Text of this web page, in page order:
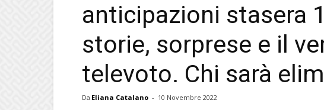
anticipazioni stasera
storie, sorprese e il
televoto. Chi sarà
Da Eliana Catalano - 10 Novembre 2022